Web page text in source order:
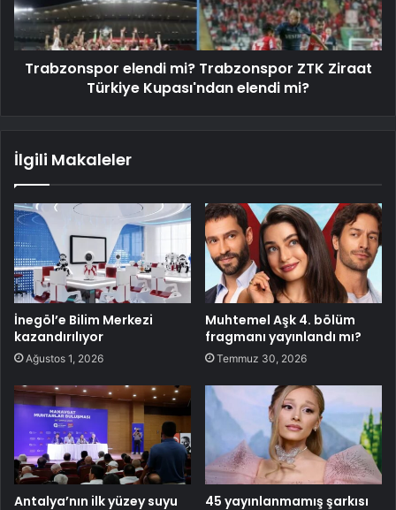
Trabzonspor elendi mi? Trabzonspor ZTK Ziraat
Türkiye Kupası'ndan elendi mi?
İlgili Makaleler
İnegöl’e Bilim Merkezi
kazandırılıyor
Ağustos 1, 2026
Muhtemel Aşk 4. bölüm
fragmanı yayınlandı mı?
Temmuz 30, 2026
Antalya’nın ilk yüzey suyu
45 yayınlanmamış şarkısı